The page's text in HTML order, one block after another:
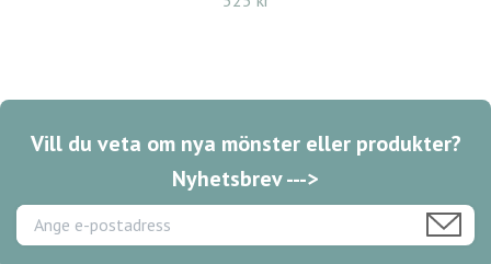
Vill du veta om nya mönster eller produkter?
Nyhetsbrev --->